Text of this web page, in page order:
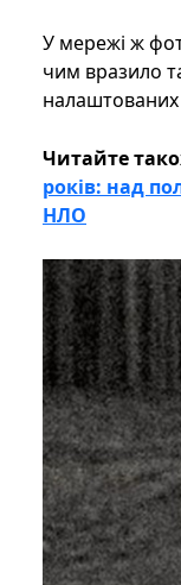
У мережі ж
чим вразило
налаштованих
Читайте
років: над
НЛО